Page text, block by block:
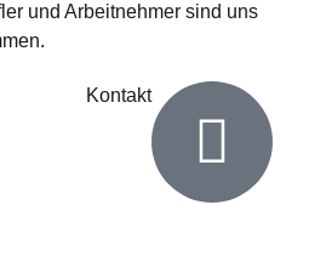
und Arbeitnehmer sind uns
Kontakt